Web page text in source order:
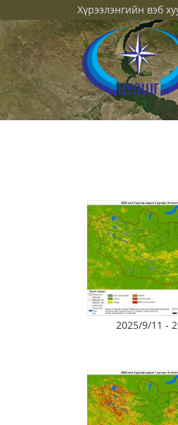
Хүрээлэнгийн вэб
2025/9/11 -